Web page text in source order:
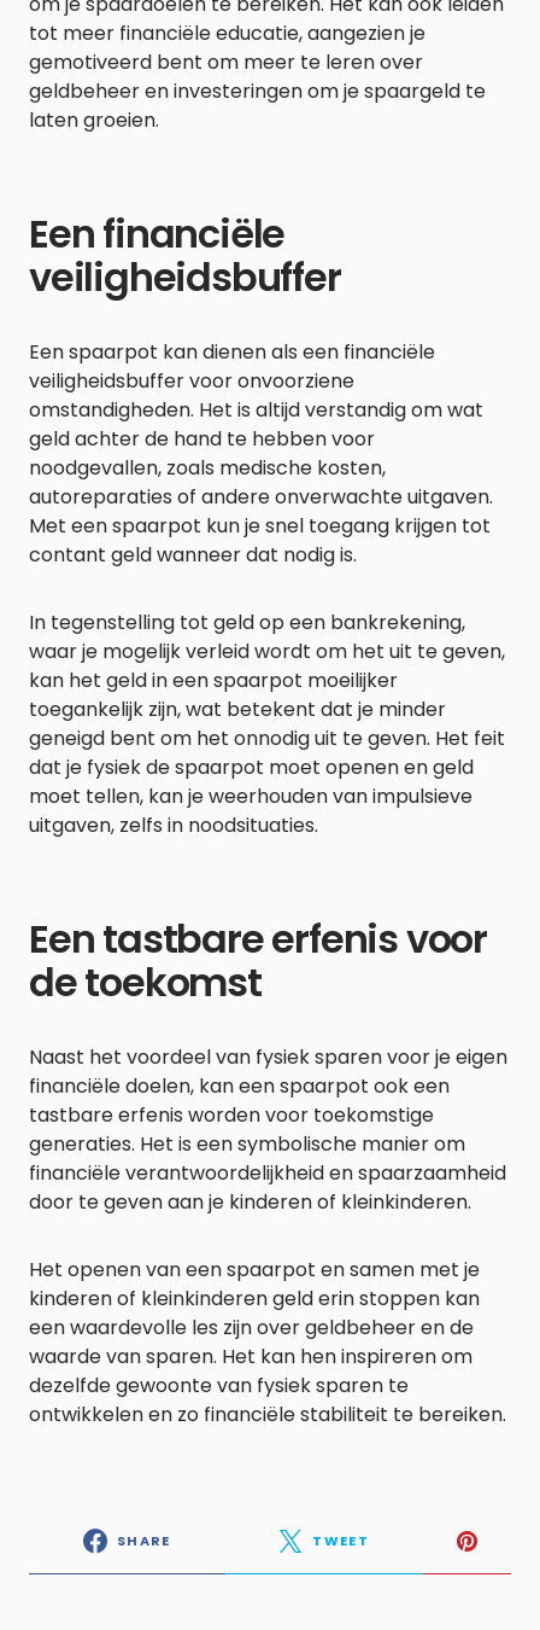
tot meer financiële educatie, aangezien je
gemotiveerd bent om meer te leren over
geldbeheer en investeringen om je spaargeld te
laten groeien.
Een financiële
veiligheidsbuffer
Een spaarpot kan dienen als een financiële
veiligheidsbuffer voor onvoorziene
omstandigheden. Het is altijd verstandig om wat
geld achter de hand te hebben voor
noodgevallen, zoals medische kosten,
autoreparaties of andere onverwachte uitgaven.
Met een spaarpot kun je snel toegang krijgen tot
contant geld wanneer dat nodig is.
In tegenstelling tot geld op een bankrekening,
waar je mogelijk verleid wordt om het uit te geven,
kan het geld in een spaarpot moeilijker
toegankelijk zijn, wat betekent dat je minder
geneigd bent om het onnodig uit te geven. Het feit
dat je fysiek de spaarpot moet openen en geld
moet tellen, kan je weerhouden van impulsieve
uitgaven, zelfs in noodsituaties.
Een tastbare erfenis voor
de toekomst
Naast het voordeel van fysiek sparen voor je eigen
financiële doelen, kan een spaarpot ook een
tastbare erfenis worden voor toekomstige
generaties. Het is een symbolische manier om
financiële verantwoordelijkheid en spaarzaamheid
door te geven aan je kinderen of kleinkinderen.
Het openen van een spaarpot en samen met je
kinderen of kleinkinderen geld erin stoppen kan
een waardevolle les zijn over geldbeheer en de
waarde van sparen. Het kan hen inspireren om
dezelfde gewoonte van fysiek sparen te
ontwikkelen en zo financiële stabiliteit te bereiken.
SHARE TWEET